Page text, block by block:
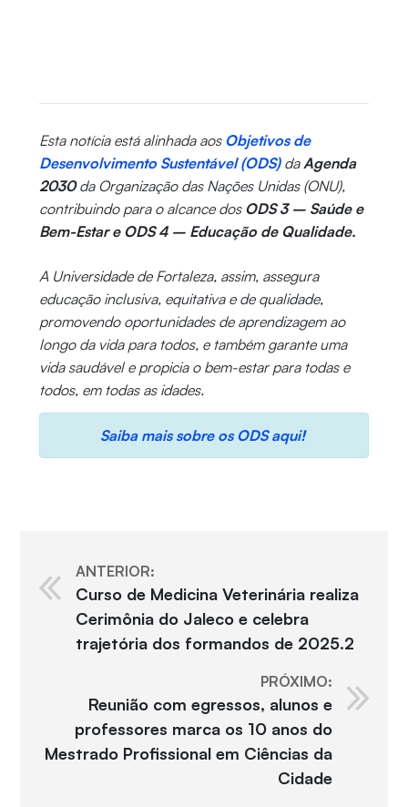
Esta notícia está alinhada aos Objetivos de
Desenvolvimento Sustentável (ODS)daAgenda
2030da Organização das Nações Unidas (ONU),
contribuindo para o alcance dos ODS 3 – Saúde e
Bem-Estar e ODS 4 – Educação de Qualidade.
A Universidade de Fortaleza, assim, assegura
educação inclusiva, equitativa e de qualidade,
promovendo oportunidades de aprendizagem ao
longo da vida para todos, e também garante uma
vida saudável e propicia o bem-estar para todas e
todos, em todas as idades.
Saiba mais sobre os ODS aqui!
ANTERIOR:
Curso de Medicina Veterinária realiza
Cerimônia do Jaleco e celebra
trajetória dos formandos de 2025.2
PRÓXIMO:
Reunião com egressos, alunos e
professores marca os 10 anos do
Mestrado Profissional em Ciências da
Cidade